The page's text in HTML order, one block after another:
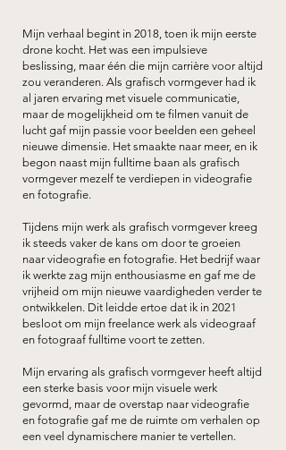
Mijn verhaal begint in 2018, toen ik mijn eerste
drone kocht. Het was een impulsieve
beslissing, maar één die mijn carrière voor altijd
zou veranderen. Als grafisch vormgever had ik
al jaren ervaring met visuele communicatie,
maar de mogelijkheid om te filmen vanuit de
lucht gaf mijn passie voor beelden een geheel
nieuwe dimensie. Het smaakte naar meer, en ik
begon naast mijn fulltime baan als grafisch
vormgever mezelf te verdiepen in videografie
en fotografie.
Tijdens mijn werk als grafisch vormgever kreeg
ik steeds vaker de kans om door te groeien
naar videografie en fotografie. Het bedrijf waar
ik werkte zag mijn enthousiasme en gaf me de
vrijheid om mijn nieuwe vaardigheden verder te
ontwikkelen. Dit leidde ertoe dat ik in 2021
besloot om mijn freelance werk als videograaf
en fotograaf fulltime voort te zetten.
Mijn ervaring als grafisch vormgever heeft altijd
een sterke basis voor mijn visuele werk
gevormd, maar de overstap naar videografie
en fotografie gaf me de ruimte om verhalen op
een veel dynamischere manier te vertellen.